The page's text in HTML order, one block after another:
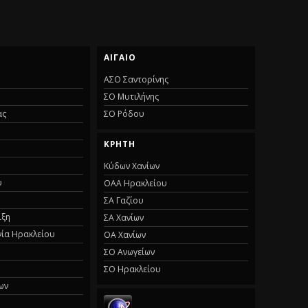
Ηρακλείου
ΑΙΓΑΊΟ
ΑΣΟ Σαντορίνης
ΣΟ Μυτιλήνης
ΣΟ Ρόδου
ΚΡΉΤΗ
Κύδων Χανίων
ΟΑΑ Ηρακλείου
ΣΑ Γαζίου
ΣΑ Χανίων
ΟΑ Χανίων
ΣΟ Ανωγείων
ΣΟ Ηρακλείου